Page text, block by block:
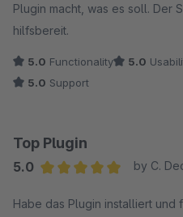
Plugin macht, was es soll. Der
hilfsbereit.
5.0 Functionality 5.0
5.0 Support
Top Plugin
5.0
by C.
Habe das Plugin installiert und